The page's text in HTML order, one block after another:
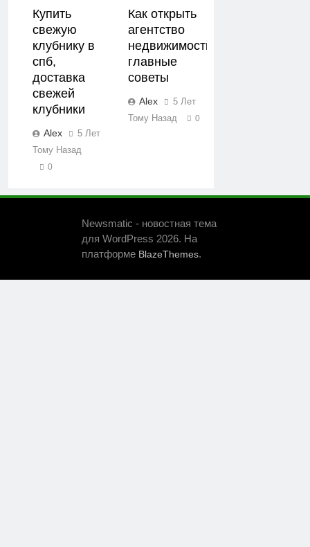
Купить
свежую
клубнику в
спб,
доставка
свежей
клубники
Alex
5 Лет
Тому Назад
0
Как открыть
агентство
недвижимости:
главные
советы
Alex
5 Лет
Тому Назад
0
Newsmatic - новостная тема
для WordPress 2026. На
платформе BlazeThemes.